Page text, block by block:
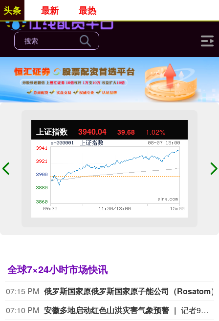
上证指数 3940.04 39.68 1.02%
全球7×24小时市场快讯
07:15 PM
07:10 PM 安徽多地启动红色山洪灾害气象预警
记者9日从安徽省水利厅了解到，当前安徽多地启动红色山洪灾害气象预警，部分地市防汛防台风应急响应提升至三级。 据气象部门预报，受今年第13号台风“白海豚”影响，8月9日至11日，安徽省大别山区、沿江江南大部分地区有大到暴雨，局部大暴雨，山洪和地质灾害及城市内涝等灾害风险较高。（新华社）
头条 最新 最热